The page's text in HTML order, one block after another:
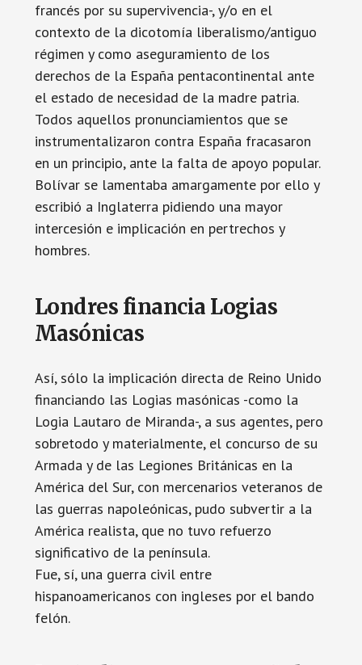
francés por su supervivencia-, y/o en el
contexto de la dicotomía liberalismo/antiguo
régimen y como aseguramiento de los
derechos de la España pentacontinental ante
el estado de necesidad de la madre patria.
Todos aquellos pronunciamientos que se
instrumentalizaron contra España fracasaron
en un principio, ante la falta de apoyo popular.
Bolívar se lamentaba amargamente por ello y
escribió a Inglaterra pidiendo una mayor
intercesión e implicación en pertrechos y
hombres.
Londres financia Logias
Masónicas
Así, sólo la implicación directa de Reino Unido
financiando las Logias masónicas -como la
Logia Lautaro de Miranda-, a sus agentes, pero
sobretodo y materialmente, el concurso de su
Armada y de las Legiones Británicas en la
América del Sur, con mercenarios veteranos de
las guerras napoleónicas, pudo subvertir a la
América realista, que no tuvo refuerzo
significativo de la península.
Fue, sí, una guerra civil entre
hispanoamericanos con ingleses por el bando
felón.